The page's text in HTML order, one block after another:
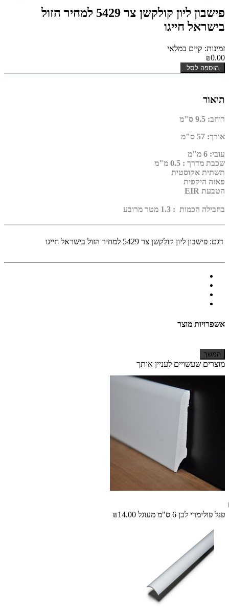
פישבון ליון קולקשן צר 5429 למחיר הזול
בישראל חייגו
זמינות: קיים במלאי
₪0.00
הוספה לסל
תיאור
רוחב: 9.5 ס"מ
אורך: 57 ס"מ
עובי: 6 מ"מ
שכבת מדרך : 0.5 מ"מ
תשתית אקוסטית
פאזה היקפית
הטבעת EIR
בחבילה הכמות : 1.3 מטר מרובע
דגם: פישבון ליון קולקשן צר 5429 למחיר הזול בישראל חייגו
אשפרויות מוצר
המשך
מוצרים שעשויים לעניין אותך
פנל פולימרי לבן 6 ס"מ מעוגל ₪14.00